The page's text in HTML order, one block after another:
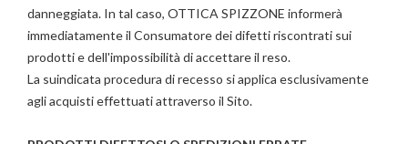
danneggiata. In tal caso, OTTICA SPIZZONE informerà
immediatamente il Consumatore dei difetti riscontrati sui
prodotti e dell'impossibilità di accettare il reso.
La suindicata procedura di recesso si applica esclusivamente
agli acquisti effettuati attraverso il Sito.